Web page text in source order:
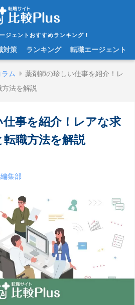
ジェントおすすめランキング！
対策 ランキング 転職エージェント
ム
薬剤師の珍しい仕事を紹介！レ
法を解説
事を紹介！レアな求
職方法を解説
集部